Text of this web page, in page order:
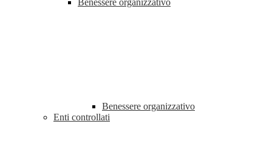
Benessere organizzativo
Benessere organizzativo
Enti controllati